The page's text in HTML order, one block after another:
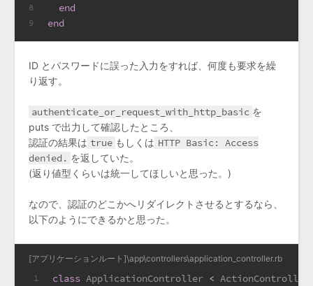
8
9
end
end
ID とパスワードに誤った入力をすれば、何度も要求を繰
り返す。
authenticate_or_request_with_http_basic を
puts で出力して確認したところ、
認証の結果は true もしくは HTTP Basic: Access
denied. を返していた。
(返り値型くらいは統一してほしいと思った。)
なので、認証のどこかへリダイレクトさせるとするなら、
以下のようにできるかと思った。
[アプリケーションルート]\app\controllers\application_controller.rb
1
class ApplicationController <